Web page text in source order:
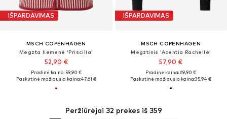
Peržiūrėjai 32 prekes iš 359
IŠPARDAVIMAS
MSCH COPENHAGEN
Megzta liemenė 'Priscilla'
52,90 €
Pradinė kaina: 59,90 €
Paskutinė mažiausia kaina:47,61 €
IŠPARDAVIMAS
MSCH COPENHAGEN
Megztinis 'Acentia Rachelle'
57,90 €
Pradinė kaina: 69,90 €
Paskutinė mažiausia kaina:35,94 €